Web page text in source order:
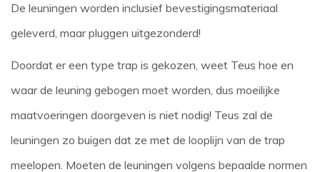
De leuningen worden inclusief bevestigingsmateriaal
geleverd, maar pluggen uitgezonderd!
Doordat er een type trap is gekozen, weet Teus hoe en
waar de leuning gebogen moet worden, dus moeilijke
maatvoeringen doorgeven is niet nodig! Teus zal de
leuningen zo buigen dat ze met de looplijn van de trap
meelopen. Moeten de leuningen volgens bepaalde normen